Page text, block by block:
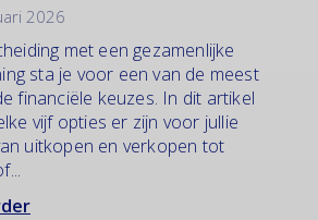
2026
met een gezamenlijke
sta je voor een van de meest
financiële keuzes. In dit artikel
vijf opties er zijn voor jullie
uitkopen en verkopen tot